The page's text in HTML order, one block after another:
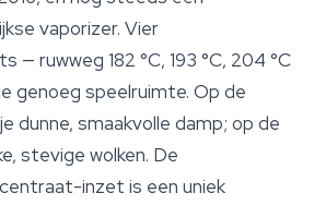
vaporizer. Vier
ruwweg 182 °C, 193 °C, 204 °C
genoeg speelruimte. Op de
dunne, smaakvolle damp; op de
stevige wolken. De
inzet is een uniek